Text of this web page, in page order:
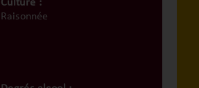
Culture :
Raisonnée